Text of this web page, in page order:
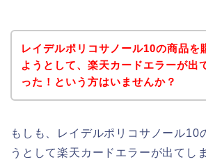
レイデルポリコサノール10の商品を
ようとして、楽天カードエラーが出
った！という方はいませんか？
もしも、レイデルポリコサノール10
うとして楽天カードエラーが出てし